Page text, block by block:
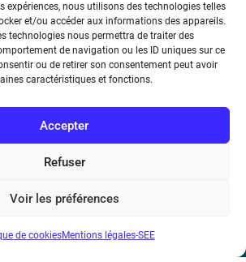
expériences, nous utilisons des technologies telles
et/ou accéder aux informations des appareils.
technologies nous permettra de traiter des
de navigation ou les ID uniques sur ce
ou de retirer son consentement peut avoir
caractéristiques et fonctions.
Accepter
Refuser
Voir les préférences
de cookiesMentions légales-SEE